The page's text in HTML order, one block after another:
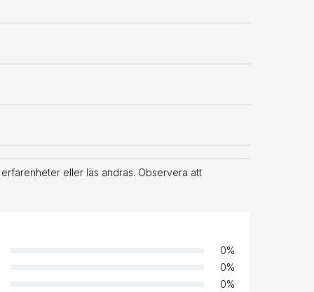
eller läs andras. Observera att
0%
0%
0%